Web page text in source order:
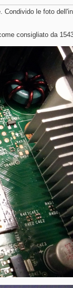
le foto
consigliato da